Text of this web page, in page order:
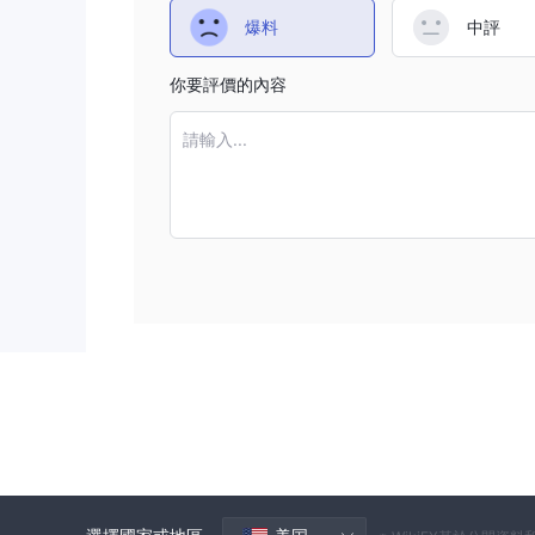
爆料 中評
你要評價的內容
請輸入...